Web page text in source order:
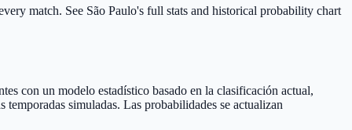
match. See São Paulo's full stats and historical probability chart
con un modelo estadístico basado en la clasificación actual,
simuladas. Las probabilidades se actualizan